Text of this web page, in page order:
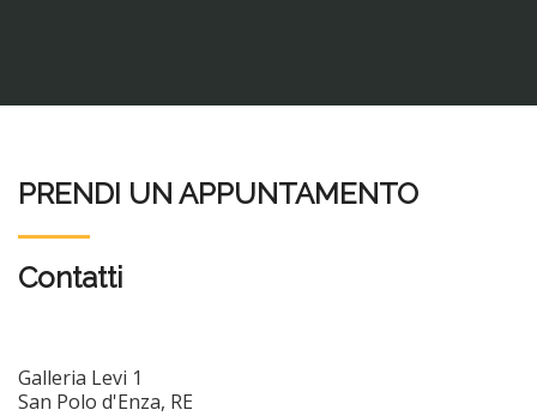
PRENDI UN APPUNTAMENTO
Contatti
Galleria Levi 1
San Polo d'Enza, RE